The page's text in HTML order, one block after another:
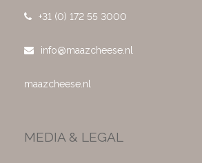
+31 (0) 172 55 3000
info@maazcheese.nl
maazcheese.nl
MEDIA & LEGAL